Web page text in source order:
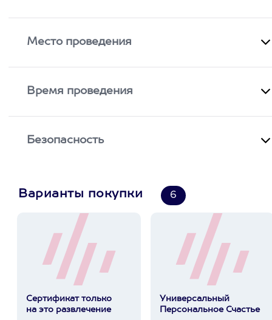
Место проведения
Время проведения
Безопасность
Варианты покупки 6
Сертификат только
на это развлечение
Универсальный
Персональное Счастье